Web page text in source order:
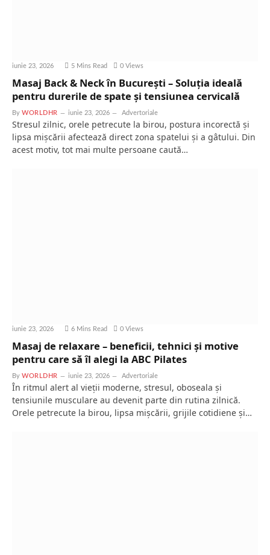
iunie 23, 2026 5 Mins Read 0 Views
Masaj Back & Neck în București – Soluția ideală
pentru durerile de spate și tensiunea cervicală
By WORLDHR iunie 23, 2026 Advertoriale
Stresul zilnic, orele petrecute la birou, postura incorectă și
lipsa mișcării afectează direct zona spatelui și a gâtului. Din
acest motiv, tot mai multe persoane caută…
iunie 23, 2026 6 Mins Read 0 Views
Masaj de relaxare – beneficii, tehnici și motive
pentru care să îl alegi la ABC Pilates
By WORLDHR iunie 23, 2026 Advertoriale
În ritmul alert al vieții moderne, stresul, oboseala și
tensiunile musculare au devenit parte din rutina zilnică.
Orele petrecute la birou, lipsa mișcării, grijile cotidiene și…